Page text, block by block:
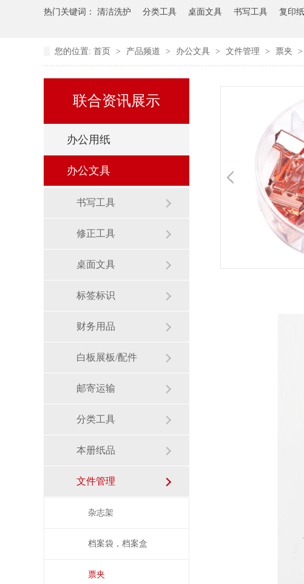
热门关键词： 清洁洗护 分类工具 桌面文具 书写工具 复印纸
您的位置: 首页 > 产品频道 > 办公文具 > 文件管理 > 票夹 >
联合资讯展示
办公用纸
办公文具
书写工具
修正工具
桌面文具
标签标识
财务用品
白板展板/配件
邮寄运输
分类工具
本册纸品
文件管理
杂志架
档案袋，档案盒
票夹